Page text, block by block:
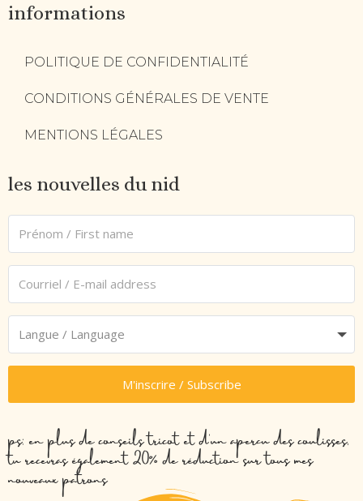
informations
POLITIQUE DE CONFIDENTIALITÉ
CONDITIONS GÉNÉRALES DE VENTE
MENTIONS LÉGALES
les nouvelles du nid
M'inscrire / Subscribe
ps: en plus de conseils tricot et d’un aperçu des coulisses,
tu recevras également 20% de réduction sur tous mes
nouveaux patrons